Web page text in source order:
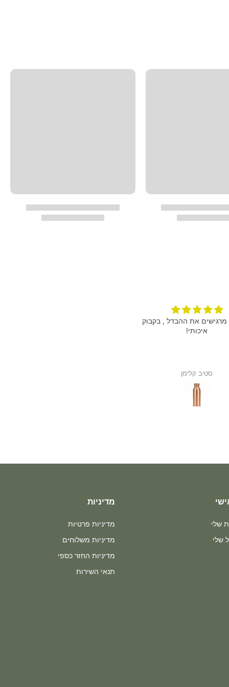
את ההבדל , בקבוק
איכותי!
סטיב קלימן
שלי
שלי
מדיניות
מדיניות פרטיות
מדיניות משלוחים
מדיניות החזר כספי
תנאי השירות